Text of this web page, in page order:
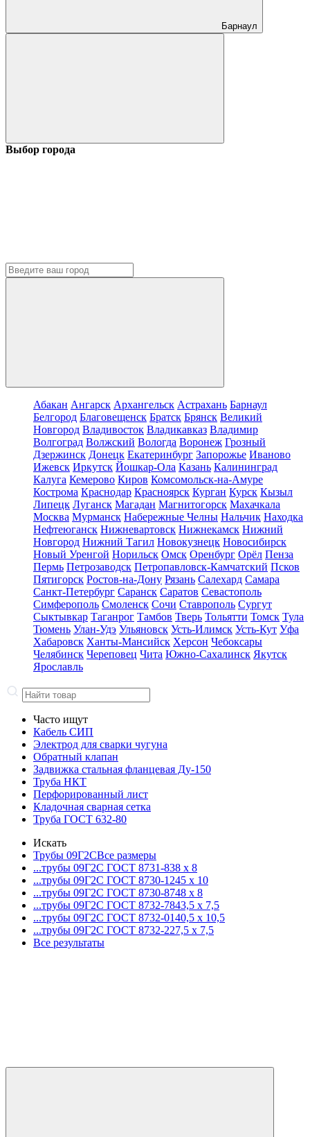
Барнаул
Выбор города
Абакан Ангарск Архангельск Астрахань Барнаул
Белгород Благовещенск Братск Брянск Великий
Новгород Владивосток Владикавказ Владимир
Волгоград Волжский Вологда Воронеж Грозный
Дзержинск Донецк Екатеринбург Запорожье Иваново
Ижевск Иркутск Йошкар-Ола Казань Калининград
Калуга Кемерово Киров Комсомольск-на-Амуре
Кострома Краснодар Красноярск Курган Курск Кызыл
Липецк Луганск Магадан Магнитогорск Махачкала
Москва Мурманск Набережные Челны Нальчик Находка
Нефтеюганск Нижневартовск Нижнекамск Нижний
Новгород Нижний Тагил Новокузнецк Новосибирск
Новый Уренгой Норильск Омск Оренбург Орёл Пенза
Пермь Петрозаводск Петропавловск-Камчатский Псков
Пятигорск Ростов-на-Дону Рязань Салехард Самара
Санкт-Петербург Саранск Саратов Севастополь
Симферополь Смоленск Сочи Ставрополь Сургут
Сыктывкар Таганрог Тамбов Тверь Тольятти Томск Тула
Тюмень Улан-Удэ Ульяновск Усть-Илимск Усть-Кут Уфа
Хабаровск Ханты-Мансийск Херсон Чебоксары
Челябинск Череповец Чита Южно-Сахалинск Якутск
Ярославль
Часто ищут
Кабель СИП
Электрод для сварки чугуна
Обратный клапан
Задвижка стальная фланцевая Ду-150
Труба НКТ
Перфорированный лист
Кладочная сварная сетка
Труба ГОСТ 632-80
Искать
Трубы 09Г2СВсе размеры
...трубы 09Г2С ГОСТ 8731-838 x 8
...трубы 09Г2С ГОСТ 8730-1245 x 10
...трубы 09Г2С ГОСТ 8730-8748 x 8
...трубы 09Г2С ГОСТ 8732-7843,5 x 7,5
...трубы 09Г2С ГОСТ 8732-0140,5 x 10,5
...трубы 09Г2С ГОСТ 8732-227,5 x 7,5
Все результаты